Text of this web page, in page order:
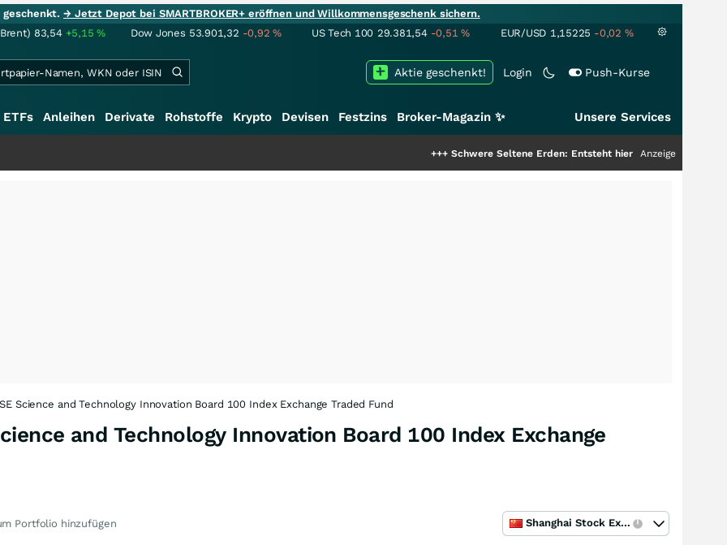
geschenkt.→ Jetzt Depot bei SMARTBROKER+ eröffnen und Willkommensgeschenk sichern.
83,54 +5,15% Dow Jones 53.901,32 -0,92% US Tech 100 29.381,54 -0,51% EUR/USD 1,15225 -0,02 %
Login Push-Kurse
Aktie geschenkt!
ETFs Anleihen Derivate Rohstoffe Krypto Devisen Festzins Broker-Magazin ✨ Unsere Services
Schwere Seltene Erden: Entsteht hier die nächste Milliardenstory?
Anzeige
Science and Technology Innovation Board 100 Index Exchange Traded Fund
and Technology Innovation Board 100 Index Exchange
Portfolio hinzufügen Shanghai Stock Exchange